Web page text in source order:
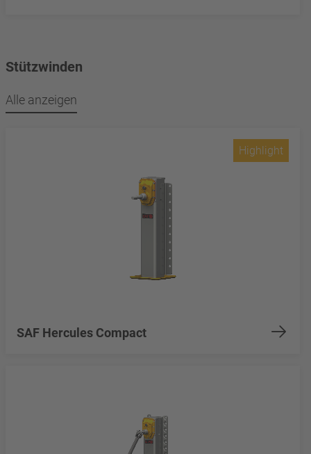
Stützwinden
Alle anzeigen
SAF Hercules Compact
Highlight